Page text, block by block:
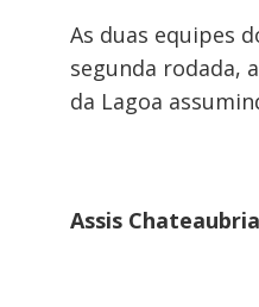
As duas equipes
segunda rodada,
da Lagoa
Assis